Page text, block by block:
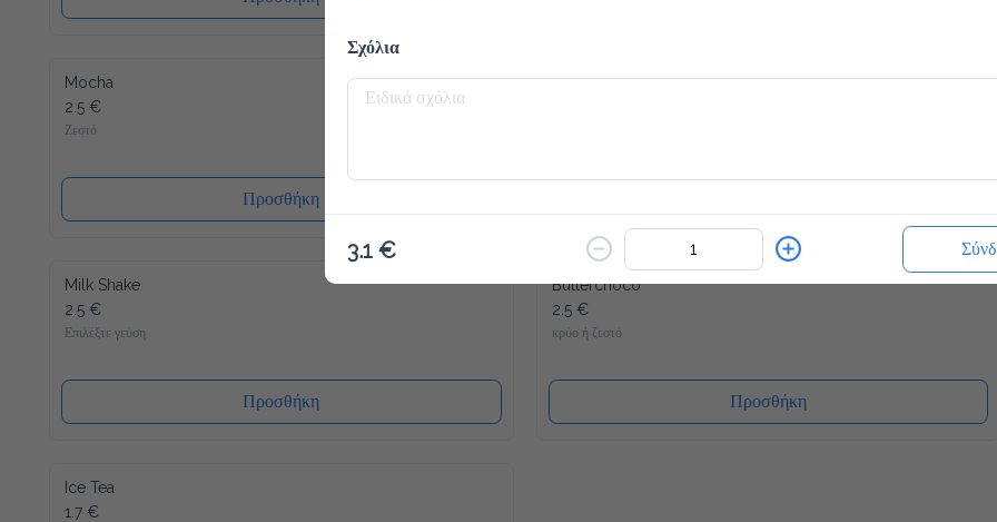
Mocha
2.5 €
Ζεστό
Προσθήκη
Γρανίτα
Milk Shake
2.5 €
Επιλέξτε γεύση
Προσθήκη
Butterchoco
2.5 €
κρύο ή ζεστό
Προσθήκη
Ice Tea
1.7 €
Σχόλια
3.1 €